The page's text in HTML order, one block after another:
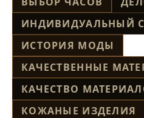
ИНДИВИДУАЛЬНЫЙ
ИСТОРИЯ МОДЫ
КАЧЕСТВЕННЫЕ
КАЧЕСТВО
КОЖАНЫЕ ИЗДЕЛИЯ